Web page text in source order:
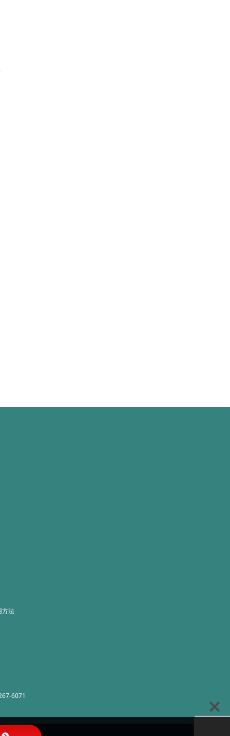
方法
6071